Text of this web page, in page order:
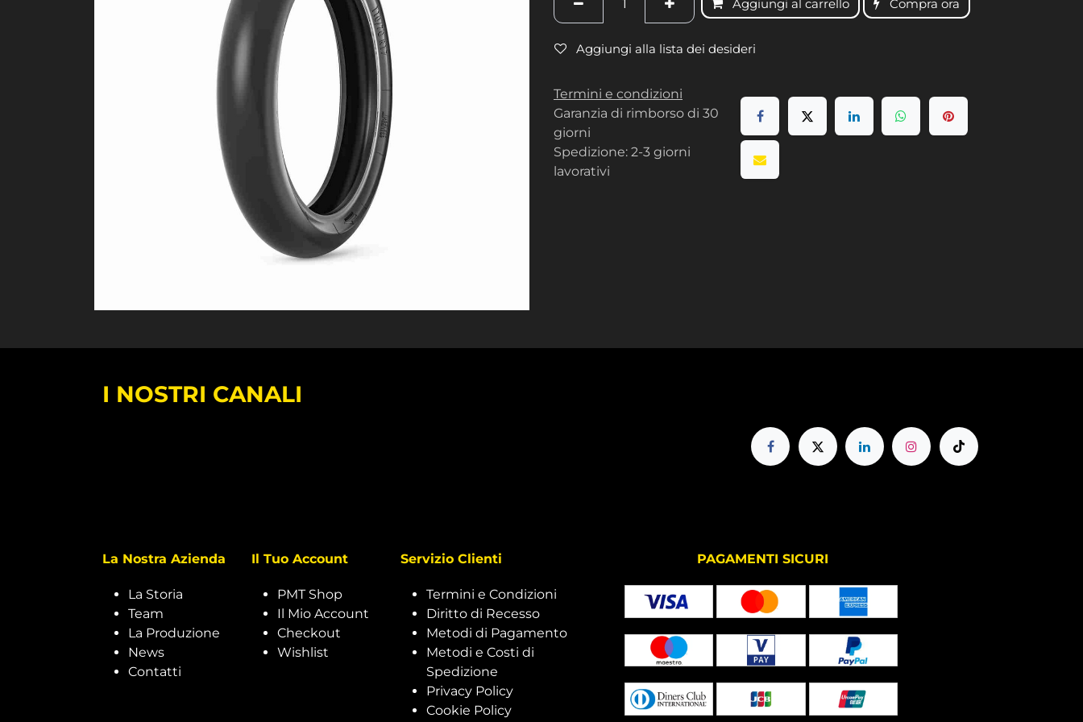
Aggiungi al carrello Compra ora
Aggiungi alla lista dei desideri
Termini e condizioni
Garanzia di rimborso di 30
giorni
Spedizione: 2-3 giorni
lavorativi
I NOSTRI CANALI
La Nostra Azienda
La Storia
Team
La Produzione
News
Contatti
Il Tuo Account
PMT Shop
Il Mio Account
Checkout
Wishlist
Servizio Clienti
Termini e Condizioni
Diritto di Recesso
Metodi di Pagamento
Metodi e Costi di
Spedizione
Privacy Policy
Cookie Policy
PAGAMENTI SICURI